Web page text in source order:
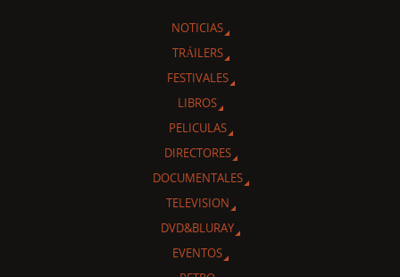
NOTICIAS
TRÁILERS
FESTIVALES
LIBROS
PELICULAS
DIRECTORES
DOCUMENTALES
TELEVISION
DVD&BLURAY
EVENTOS